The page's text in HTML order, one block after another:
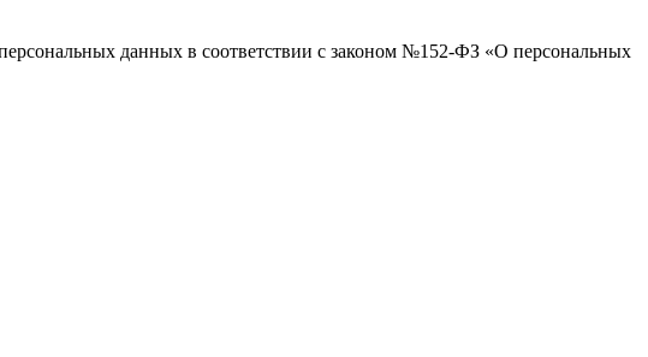
данных в соответствии с законом №152-ФЗ «О персональных